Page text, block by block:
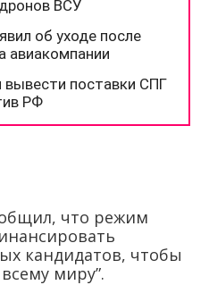
что режим
кандидатов, чтобы
миру”.